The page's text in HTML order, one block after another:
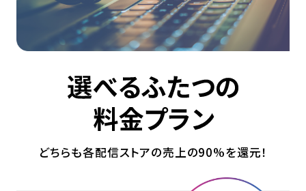
どちらも各配信ストアの売上の90%を還元！